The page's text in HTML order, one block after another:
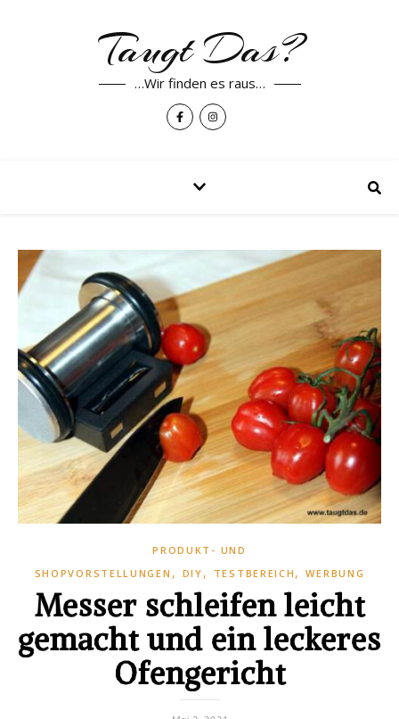
Taugt Das?
…Wir finden es raus…
PRODUKT- UND
SHOPVORSTELLUNGEN , DIY , TESTBEREICH ,WERBUNG
Messer schleifen leicht
gemacht und ein leckeres
Ofengericht